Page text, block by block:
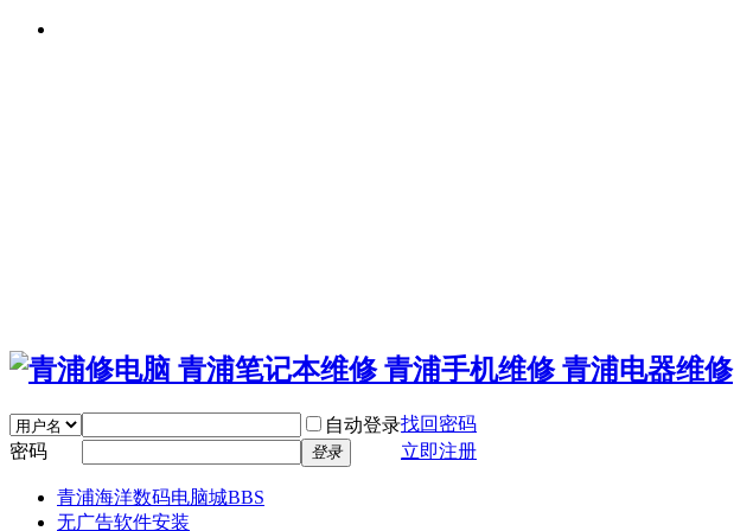
自动登录找回密码
密码
登录 立即注册
青浦海洋数码电脑城BBS
无广告软件安装